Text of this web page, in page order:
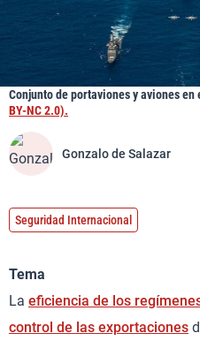
Conjunto de portaviones y aviones en
BY-NC 2.0).
Gonzalo de Salazar
Seguridad Internacional
Tema
La eficiencia de los
control de las exportaciones